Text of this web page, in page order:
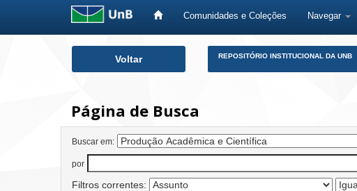
Comunidades e Coleções Navegar
Voltar REPOSITÓRIO INSTITUCIONAL DA UNB
Página de Busca
Buscar em:
por
Filtros correntes: